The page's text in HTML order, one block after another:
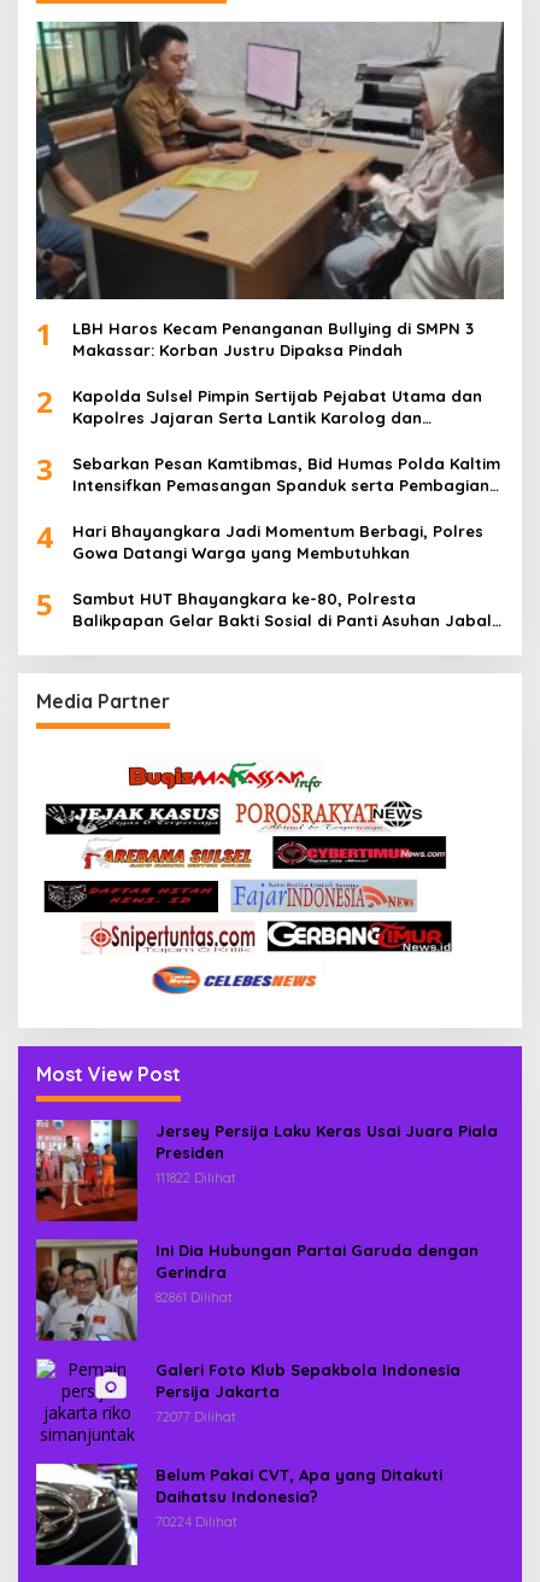
1
LBH Haros Kecam Penanganan Bullying di SMPN 3
Makassar: Korban Justru Dipaksa Pindah
2
Kapolda Sulsel Pimpin Sertijab Pejabat Utama dan
Kapolres Jajaran Serta Lantik Karolog dan
3
Sebarkan Pesan Kamtibmas, Bid Humas Polda Kaltim
Intensifkan Pemasangan Spanduk serta Pembagian
4
Hari Bhayangkara Jadi Momentum Berbagi, Polres
Gowa Datangi Warga yang Membutuhkan
5
Sambut HUT Bhayangkara ke-80, Polresta
Balikpapan Gelar Bakti Sosial di Panti Asuhan Jabal
Media Partner
Most View Post
Jersey Persija Laku Keras Usai Juara Piala
Presiden
111822 Dilihat
Ini Dia Hubungan Partai Garuda dengan
Gerindra
82861 Dilihat
Galeri Foto Klub Sepakbola Indonesia
Persija Jakarta
72077 Dilihat
Belum Pakai CVT, Apa yang Ditakuti
Daihatsu Indonesia?
70224 Dilihat